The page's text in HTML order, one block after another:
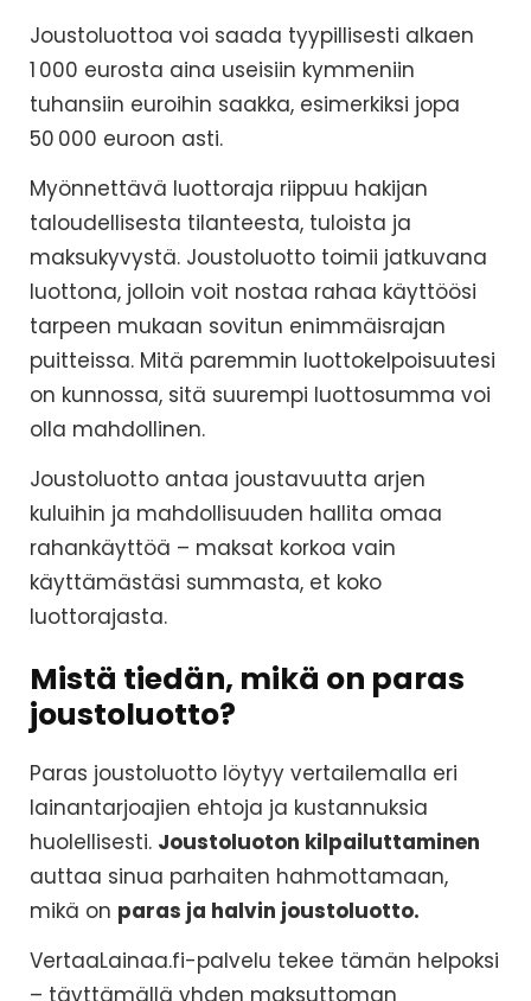
Joustoluottoa voi saada tyypillisesti alkaen
1 000 eurosta aina useisiin kymmeniin
tuhansiin euroihin saakka, esimerkiksi jopa
50 000 euroon asti.
Myönnettävä luottoraja riippuu hakijan
taloudellisesta tilanteesta, tuloista ja
maksukyvystä. Joustoluotto toimii jatkuvana
luottona, jolloin voit nostaa rahaa käyttöösi
tarpeen mukaan sovitun enimmäisrajan
puitteissa. Mitä paremmin luottokelpoisuutesi
on kunnossa, sitä suurempi luottosumma voi
olla mahdollinen.
Joustoluotto antaa joustavuutta arjen
kuluihin ja mahdollisuuden hallita omaa
rahankäyttöä – maksat korkoa vain
käyttämästäsi summasta, et koko
luottorajasta.
Mistä tiedän, mikä on paras
joustoluotto?
Paras joustoluotto löytyy vertailemalla eri
lainantarjoajien ehtoja ja kustannuksia
huolellisesti. Joustoluoton kilpailuttaminen
auttaa sinua parhaiten hahmottamaan,
mikä on paras ja halvin joustoluotto.
VertaaLainaa.fi-palvelu tekee tämän helpoksi